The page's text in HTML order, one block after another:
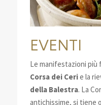
EVENTI
Le manifestazioni più
Corsa dei Cerie la
della Balestra. La
antichissime, si tiene